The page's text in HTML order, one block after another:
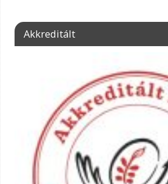
Akkreditált